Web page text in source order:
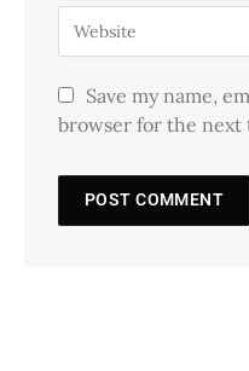
Save my name,
browser for the next